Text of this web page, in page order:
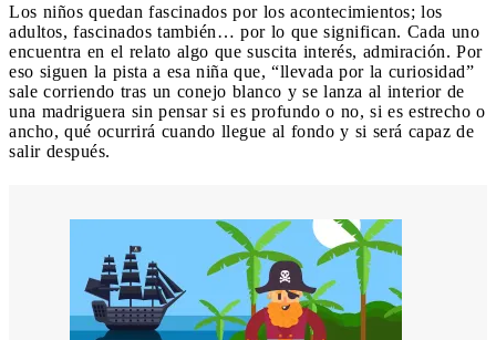
Los niños quedan fascinados por los acontecimientos; los
adultos, fascinados también… por lo que significan. Cada uno
encuentra en el relato algo que suscita interés, admiración. Por
eso siguen la pista a esa niña que, “llevada por la curiosidad”
sale corriendo tras un conejo blanco y se lanza al interior de
una madriguera sin pensar si es profundo o no, si es estrecho o
ancho, qué ocurrirá cuando llegue al fondo y si será capaz de
salir después.